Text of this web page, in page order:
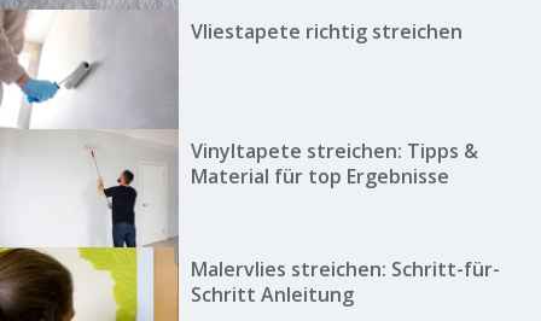
Vliestapete richtig streichen
Vinyltapete streichen: Tipps &
Material für top Ergebnisse
Malervlies streichen: Schritt-für-
Schritt Anleitung